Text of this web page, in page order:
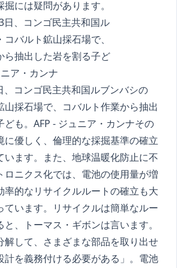
には疑問があります。
、コンゴ民主共和国ルブンバシの
山採石場で、コバルト作業から抽出
ども。AFP - ジュニア・カンナその
に優しく、倫理的な採掘基準の確立
います。また、地球温暖化防止に不
ロニクス化では、電池の使用量が増
率的なリサイクルルートの確立も大
ています。リサイクルは簡単なルー
、トーマス・ギボンは言います。
解して、さまざまな部品を取り出せ
計を義務付ける必要がある」。電池